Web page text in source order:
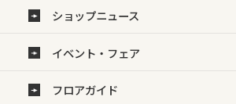
ショップニュース
イベント・フェア
フロアガイド